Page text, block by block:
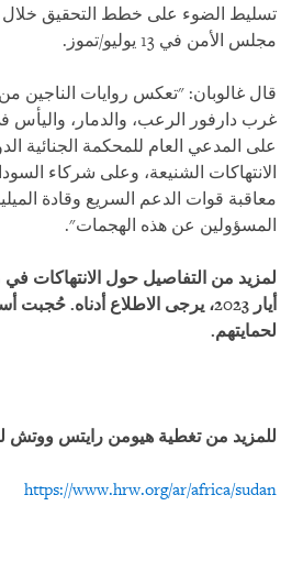
تسليط الضوء على خطط التحقيق خلال
مجلس الأمن في 13 يوليو/تموز.
قال غالوبان: "تعكس روايات الناجين
على المدعي العام للمحكمة الجنائية
الانتهاكات الشنيعة، وعلى شركاء
معاقبة قوات الدعم السريع وقادة
المسؤولين عن هذه الهجمات".
أيار 2023، يرجى الاطلاع أدناه.
لحمايتهم.
للمزيد من تغطية هيومن رايتس ووتش
https://www.hrw.org/ar/africa/sudan